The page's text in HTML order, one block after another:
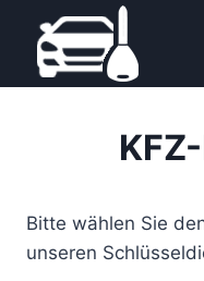
Inhalt
springen
Bitte wählen Sie
unseren